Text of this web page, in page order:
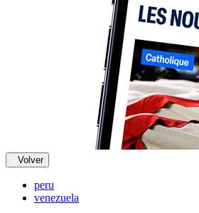
Volver
peru
venezuela